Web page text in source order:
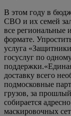
В этом году в
СВО и их семей
все региональные
формате.
услуга
госуслуг по
доставку всего
подмосковные
грузов, за
собирается
маскировочных